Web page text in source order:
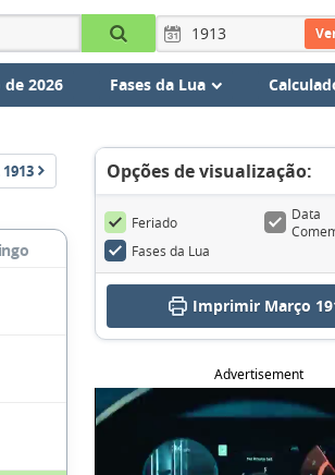
2026 Fases da Lua
1913 Opções de visualização:
Feriado
Data
Fases da Lua
Imprimir Março
Advertisement